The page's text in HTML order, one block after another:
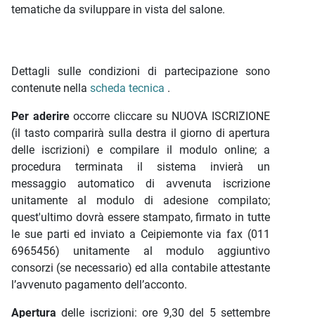
tematiche da sviluppare in vista del salone.
Dettagli sulle condizioni di partecipazione sono
contenute nella scheda tecnica .
Per aderireoccorre cliccare su NUOVA ISCRIZIONE
(il tasto comparirà sulla destra il giorno di apertura
delle iscrizioni) e compilare il modulo online; a
procedura terminata il sistema invierà un
messaggio automatico di avvenuta iscrizione
unitamente al modulo di adesione compilato;
quest'ultimo dovrà essere stampato, firmato in tutte
le sue parti ed inviato a Ceipiemonte via fax (011
6965456) unitamente al modulo aggiuntivo
consorzi (se necessario) ed alla contabile attestante
l’avvenuto pagamento dell’acconto.
Apertura delle iscrizioni: ore 9,30 del 5 settembre